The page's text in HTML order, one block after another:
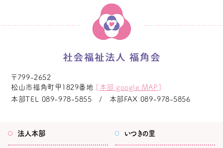
〒799-2652
松山市福角町甲1829番地 [ 本部 google MAP ]
本部TEL
089-978-5855 本部FAX 089-978-5856
法人本部 いつきの里